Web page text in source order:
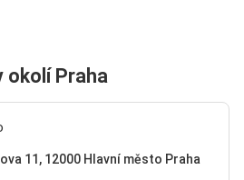
okolí Praha
11, 12000 Hlavní město Praha